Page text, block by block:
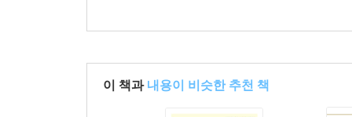
(요임금의 교화 아래) 백성이 모두 화목하게 되
부덕한 황제 치하에서는 이와 같은 울분과 폭력
이 책과 내용이 비슷한 추천 책